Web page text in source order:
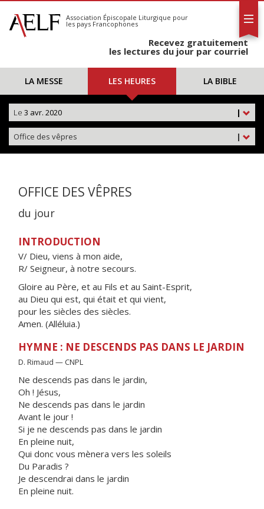
S'abonner
Calendrier
Association Épiscopale Liturgique pour
les pays Francophones
Recevez gratuitement
les lectures du jour par courriel
LA MESSE LES HEURES LA BIBLE
|
Le 3 avr. 2020
|
Office des vêpres
OFFICE DES VÊPRES
du jour
INTRODUCTION
V/ Dieu, viens à mon aide,
R/ Seigneur, à notre secours.
Gloire au Père, et au Fils et au Saint-Esprit,
au Dieu qui est, qui était et qui vient,
pour les siècles des siècles.
Amen. (Alléluia.)
HYMNE : NE DESCENDS PAS DANS LE JARDIN
D. Rimaud — CNPL
Ne descends pas dans le jardin,
Oh ! Jésus,
Ne descends pas dans le jardin
Avant le jour !
Si je ne descends pas dans le jardin
En pleine nuit,
Qui donc vous mènera vers les soleils
Du Paradis ?
Je descendrai dans le jardin
En pleine nuit.